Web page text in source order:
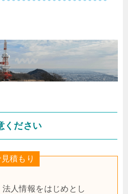
ください
積もり
人情報をはじめとし